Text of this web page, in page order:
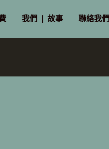
我們 ❘ 故事 聯絡我們